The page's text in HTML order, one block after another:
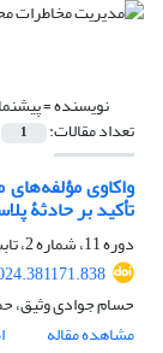
نویسنده =
تعداد مقالات: 1
واکاوی
تأکید بر حادثۀ
دوره 11، شماره 2، تابستان 1403، صفحه
حسام جوادی وثیق،
مشاهده مقاله